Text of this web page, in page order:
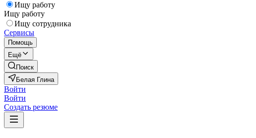
Ищу работу
Ищу работу
Ищу сотрудника
Сервисы
Помощь
Ещё
Поиск
Белая Глина
Войти
Войти
Создать резюме